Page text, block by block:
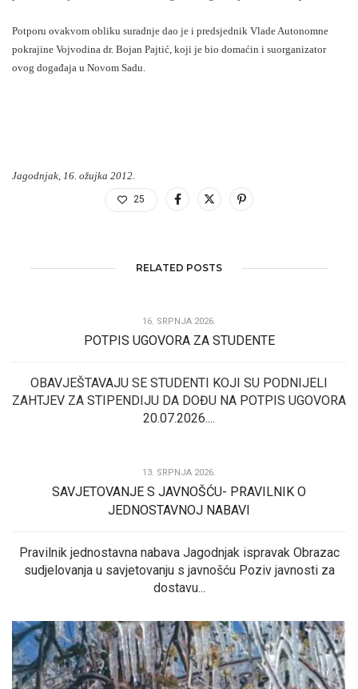
Potporu ovakvom obliku suradnje dao je i predsjednik Vlade Autonomne
pokrajine Vojvodina dr. Bojan Pajtić, koji je bio domaćin i suorganizator
ovog događaja u Novom Sadu.
Jagodnjak, 16. ožujka 2012.
25
RELATED POSTS
16. SRPNJA 2026.
POTPIS UGOVORA ZA STUDENTE
OBAVJEŠTAVAJU SE STUDENTI KOJI SU PODNIJELI
ZAHTJEV ZA STIPENDIJU DA DOĐU NA POTPIS UGOVORA
20.07.2026....
13. SRPNJA 2026.
SAVJETOVANJE S JAVNOŠĆU- PRAVILNIK O
JEDNOSTAVNOJ NABAVI
Pravilnik jednostavna nabava Jagodnjak ispravak Obrazac
sudjelovanja u savjetovanju s javnošću Poziv javnosti za
dostavu...